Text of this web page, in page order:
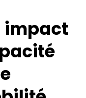
impact